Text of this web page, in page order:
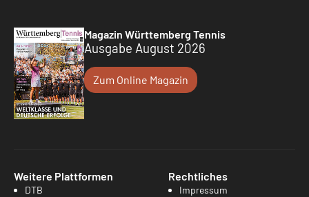
Magazin Württemberg Tennis
Ausgabe August 2026
Zum Online Magazin
Weitere Plattformen
DTB
Rechtliches
Impressum